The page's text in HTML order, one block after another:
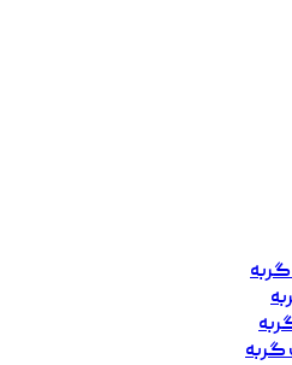
گربه